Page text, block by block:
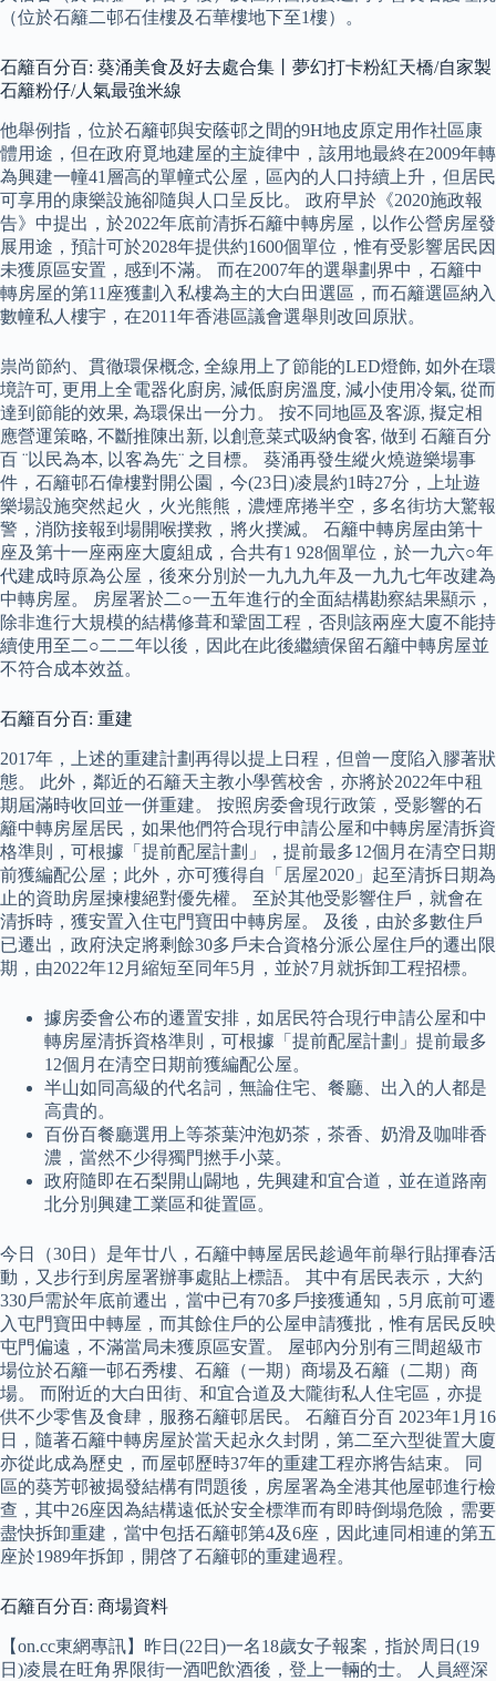
（位於石籬二邨石佳樓及石華樓地下至1樓）。
石籬百分百: 葵涌美食及好去處合集丨夢幻打卡粉紅天橋/自家製
石籬粉仔/人氣最強米線
他舉例指，位於石籬邨與安蔭邨之間的9H地皮原定用作社區康
體用途，但在政府覓地建屋的主旋律中，該用地最終在2009年轉
為興建一幢41層高的單幢式公屋，區內的人口持續上升，但居民
可享用的康樂設施卻隨與人口呈反比。 政府早於《2020施政報
告》中提出，於2022年底前清拆石籬中轉房屋，以作公營房屋發
展用途，預計可於2028年提供約1600個單位，惟有受影響居民因
未獲原區安置，感到不滿。 而在2007年的選舉劃界中，石籬中
轉房屋的第11座獲劃入私樓為主的大白田選區，而石籬選區納入
數幢私人樓宇，在2011年香港區議會選舉則改回原狀。
祟尚節約、貫徹環保概念, 全線用上了節能的LED燈飾, 如外在環
境許可, 更用上全電器化廚房, 減低廚房溫度, 減小使用冷氣, 從而
達到節能的效果, 為環保出一分力。 按不同地區及客源, 擬定相
應營運策略, 不斷推陳出新, 以創意菜式吸納食客, 做到 石籬百分
百 ¨以民為本, 以客為先¨ 之目標。 葵涌再發生縱火燒遊樂場事
件，石籬邨石偉樓對開公園，今(23日)凌晨約1時27分，上址遊
樂場設施突然起火，火光熊熊，濃煙席捲半空，多名街坊大驚報
警，消防接報到場開喉撲救，將火撲滅。 石籬中轉房屋由第十
座及第十一座兩座大廈組成，合共有1 928個單位，於一九六○年
代建成時原為公屋，後來分別於一九九九年及一九九七年改建為
中轉房屋。 房屋署於二○一五年進行的全面結構勘察結果顯示，
除非進行大規模的結構修葺和鞏固工程，否則該兩座大廈不能持
續使用至二○二二年以後，因此在此後繼續保留石籬中轉房屋並
不符合成本效益。
石籬百分百: 重建
2017年，上述的重建計劃再得以提上日程，但曾一度陷入膠著狀
態。 此外，鄰近的石籬天主教小學舊校舍，亦將於2022年中租
期屆滿時收回並一併重建。 按照房委會現行政策，受影響的石
籬中轉房屋居民，如果他們符合現行申請公屋和中轉房屋清拆資
格準則，可根據「提前配屋計劃」，提前最多12個月在清空日期
前獲編配公屋；此外，亦可獲得自「居屋2020」起至清拆日期為
止的資助房屋揀樓絕對優先權。 至於其他受影響住戶，就會在
清拆時，獲安置入住屯門寶田中轉房屋。 及後，由於多數住戶
已遷出，政府決定將剩餘30多戶未合資格分派公屋住戶的遷出限
期，由2022年12月縮短至同年5月，並於7月就拆卸工程招標。
據房委會公布的遷置安排，如居民符合現行申請公屋和中
轉房屋清拆資格準則，可根據「提前配屋計劃」提前最多
12個月在清空日期前獲編配公屋。
半山如同高級的代名詞，無論住宅、餐廳、出入的人都是
高貴的。
百份百餐廳選用上等茶葉沖泡奶茶，茶香、奶滑及咖啡香
濃，當然不少得獨門撚手小菜。
政府隨即在石梨開山闢地，先興建和宜合道，並在道路南
北分別興建工業區和徙置區。
今日（30日）是年廿八，石籬中轉屋居民趁過年前舉行貼揮春活
動，又步行到房屋署辦事處貼上標語。 其中有居民表示，大約
330戶需於年底前遷出，當中已有70多戶接獲通知，5月底前可遷
入屯門寶田中轉屋，而其餘住戶的公屋申請獲批，惟有居民反映
屯門偏遠，不滿當局未獲原區安置。 屋邨內分別有三間超級市
場位於石籬一邨石秀樓、石籬（一期）商場及石籬（二期）商
場。 而附近的大白田街、和宜合道及大隴街私人住宅區，亦提
供不少零售及食肆，服務石籬邨居民。 石籬百分百 2023年1月16
日，隨著石籬中轉房屋於當天起永久封閉，第二至六型徙置大廈
亦從此成為歷史，而屋邨歷時37年的重建工程亦將告結束。 同
區的葵芳邨被揭發結構有問題後，房屋署為全港其他屋邨進行檢
查，其中26座因為結構遠低於安全標準而有即時倒塌危險，需要
盡快拆卸重建，當中包括石籬邨第4及6座，因此連同相連的第五
座於1989年拆卸，開啓了石籬邨的重建過程。
石籬百分百: 商場資料
【on.cc東網專訊】昨日(22日)一名18歲女子報案，指於周日(19
日)凌晨在旺角界限街一酒吧飲酒後，登上一輛的士。 人員經深